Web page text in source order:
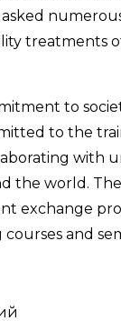
treatments
to
to the
with
the world.
exchange
and